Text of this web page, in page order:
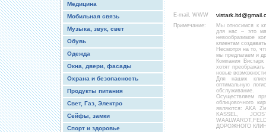
Медицина
Мобильная связь
Музыка, звук, свет
Обувь
Одежда
Окна, двери, фасады
Охрана и безопасность
Продукты питания
Свет, Газ, Электро
Сейфы, замки
Спорт и здоровье
E-mail, WWW
Примечание:
Мы относимся к
для нас – это
невообразимое
клиентам
Несмотря на то,
мы предлагаем и
Компания
хотят
новые
Для наших
оптимальную
обслуживание.
Осуществляем
облицовочного
являются: AKA
KASSEL,
ДОРОЖНОГО